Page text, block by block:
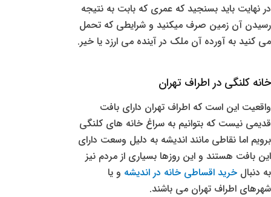
در نهایت باید بسنجید که عمری که بابت به نتیجه
رسیدن آن زمین صرف میکنید و شرایطی که تحمل
می کنید به آورده آن ملک در آینده می ارزد یا خیر.
خانه کلنگی در اطراف تهران
واقعیت این است که اطراف تهران دارای بافت
قدیمی نیست که بتوانیم به سراغ خانه های کلنگی
برویم اما نقاطی مانند اندیشه به دلیل وسعت دارای
این بافت هستند و این روزها بسیاری از مردم نیز
به دنبال خرید اقساطی خانه در اندیشه و یا
شهرهای اطراف تهران می باشند.